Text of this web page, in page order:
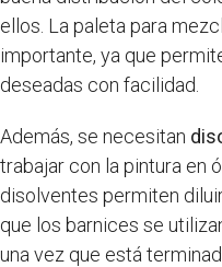
ellos. La paleta para
importante, ya que
deseadas con facilidad.
Además, se necesitan
trabajar con la pintura en
disolventes permiten
que los barnices se
una vez que está